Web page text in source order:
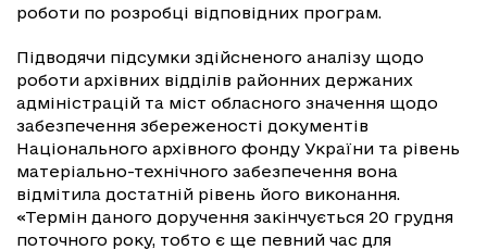
роботи по розробці відповідних програм.
Підводячи підсумки здійсненого аналізу щодо
роботи архівних відділів районних держаних
адміністрацій та міст обласного значення щодо
забезпечення збереженості документів
Національного архівного фонду України та рівень
матеріально-технічного забезпечення вона
відмітила достатній рівень його виконання.
«Термін даного доручення закінчується 20 грудня
поточного року, тобто є ще певний час для